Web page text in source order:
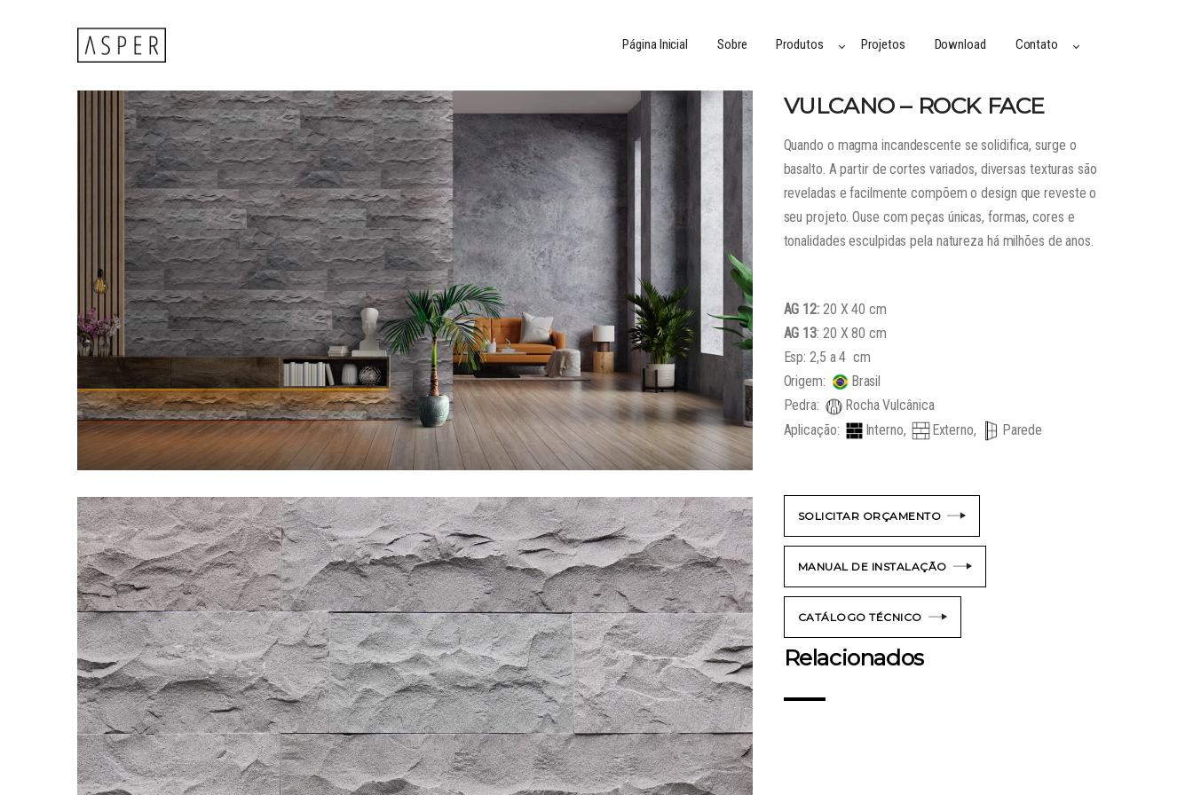
Página Inicial Sobre Produtos Projetos Download Contato
VULCANO – ROCK FACE
Quando o magma incandescente se solidifica, surge o
basalto. A partir de cortes variados, diversas texturas são
reveladas e facilmente compõem o design que reveste o
seu projeto. Ouse com peças únicas, formas, cores e
tonalidades esculpidas pela natureza há milhões de anos.
AG 12: 20 X 40 cm
AG 13: 20 X 80 cm
Esp: 2,5 a 4 cm
Origem:
Brasil
Pedra:
Rocha Vulcânica
Aplicação:
Interno, Externo, Parede
SOLICITAR ORÇAMENTO
MANUAL DE INSTALAÇÃO
CATÁLOGO TÉCNICO
Relacionados